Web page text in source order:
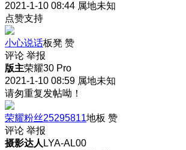
2021-1-10 08:44 属地未知
点赞支持
小心说话板凳 赞
评论 举报
版主荣耀30 Pro
2021-1-10 08:59 属地未知
请匆重复发帖呦！
荣耀粉丝25295811地板 赞
评论 举报
摄影达人 LYA-AL00